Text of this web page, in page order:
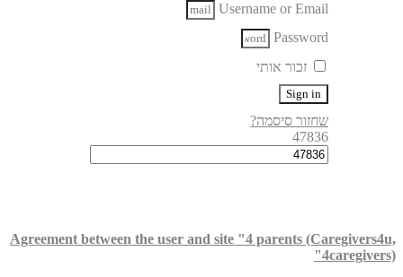
Username or Email
Password
זכור אותי
Sign in
שחזור סיסמה?
47836
Agreement between the user and site "4 parents (Caregivers4u,
4caregivers)"